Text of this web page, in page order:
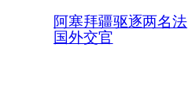
阿塞拜疆驱逐两名法
国外交官